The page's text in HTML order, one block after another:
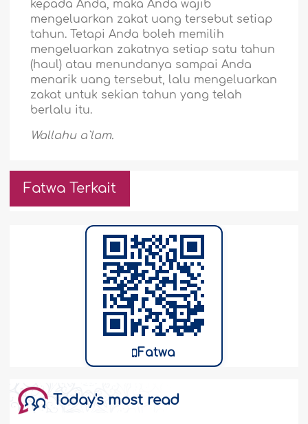
kepada Anda, maka Anda wajib
mengeluarkan zakat uang tersebut setiap
tahun. Tetapi Anda boleh memilih
mengeluarkan zakatnya setiap satu tahun
(haul) atau menundanya sampai Anda
menarik uang tersebut, lalu mengeluarkan
zakat untuk sekian tahun yang telah
berlalu itu.
Wallahu a`lam.
Fatwa Terkait
Fatwa
Today's most read